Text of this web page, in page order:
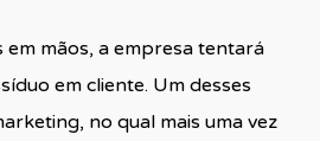
em mãos, a empresa tentará
em cliente. Um desses
no qual mais uma vez